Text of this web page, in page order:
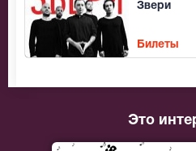
Звери
Билеты
Это